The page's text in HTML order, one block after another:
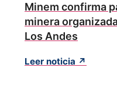
Minem confirma
minera
Los Andes
Leer noticia ↗